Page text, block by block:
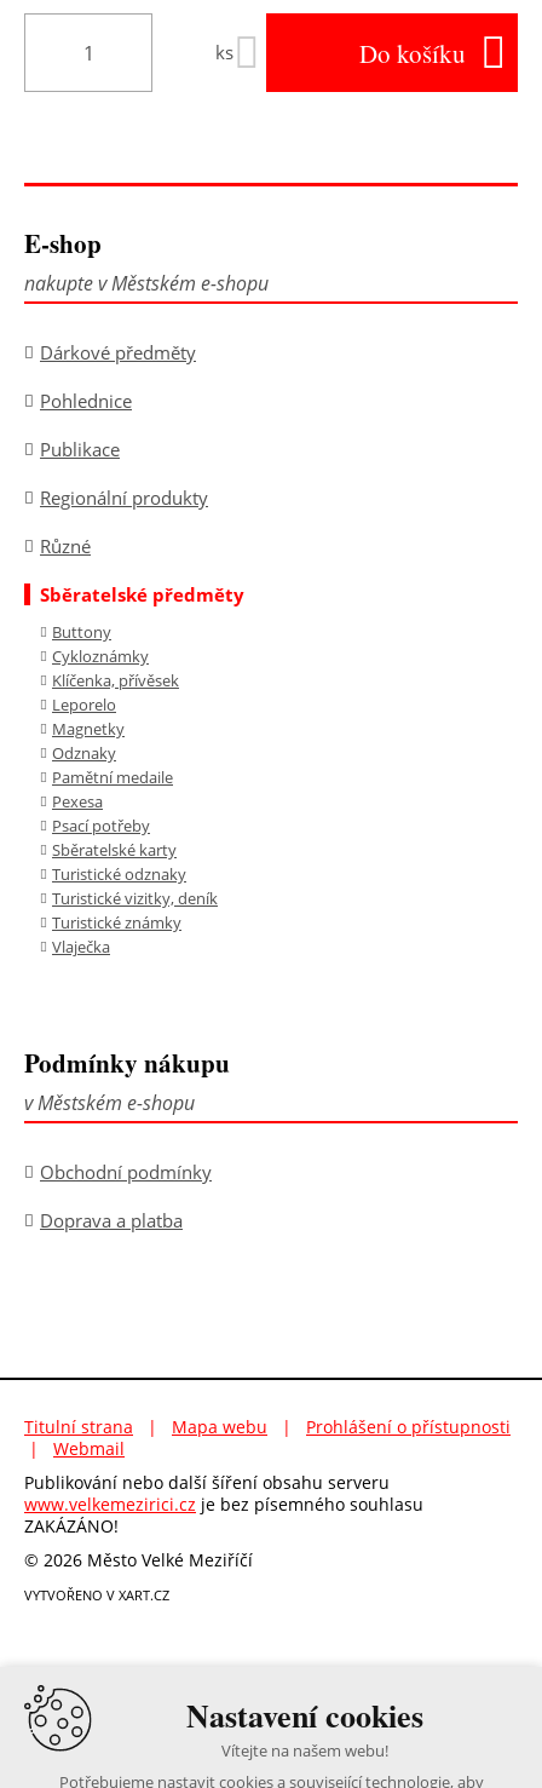
ks Do košíku
E-shop
nakupte v Městském e-shopu
Dárkové předměty
Pohlednice
Publikace
Regionální produkty
Různé
Sběratelské předměty
Buttony
Cykloznámky
Klíčenka, přívěsek
Leporelo
Magnetky
Odznaky
Pamětní medaile
Pexesa
Psací potřeby
Sběratelské karty
Turistické odznaky
Turistické vizitky, deník
Turistické známky
Vlaječka
Podmínky nákupu
v Městském e-shopu
Obchodní podmínky
Doprava a platba
Titulní strana | Mapa webu | Prohlášení o přístupnosti
| Webmail
Publikování nebo další šíření obsahu serveru
www.velkemezirici.cz je bez písemného souhlasu
ZAKÁZÁNO!
© 2026 Město Velké Meziříčí
VYTVOŘENO V XART.CZ
Nastavení cookies
Vítejte na našem webu!
Potřebujeme nastavit cookies a související technologie, aby